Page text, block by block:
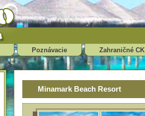
Poznávacie Zahraničné CK
Minamark Beach Resort